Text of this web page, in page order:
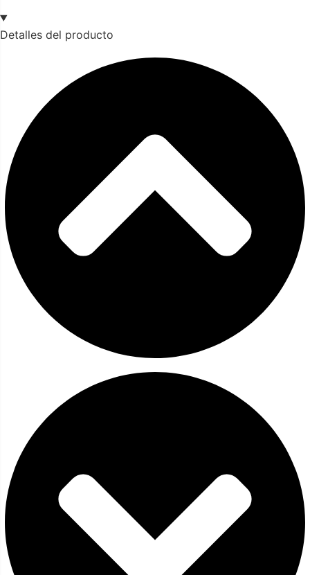
Detalles del producto